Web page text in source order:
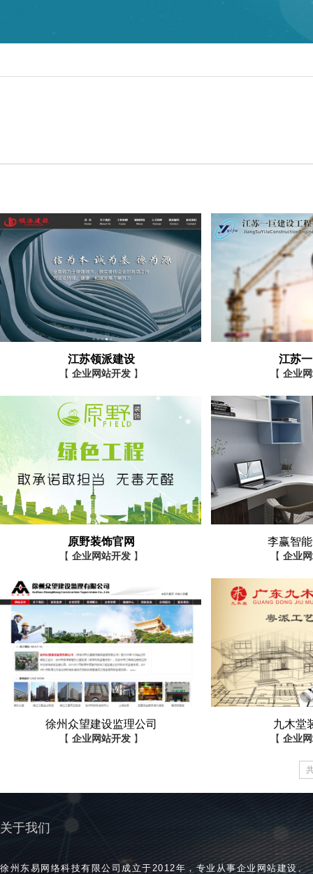
江苏领派建设
【 企业网站开发 】
江苏
【 企业
原野装饰官网
【 企业网站开发 】
李赢智
【 企业
徐州众望建设监理公司
【 企业网站开发 】
九木堂
【 企业
关于我们
徐州东易网络科技有限公司成立于2012年，专业从事企业网站建设、